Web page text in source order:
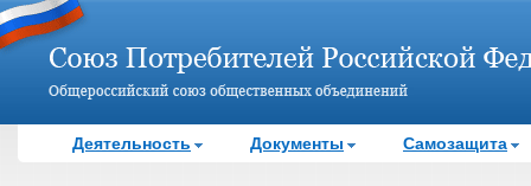
Деятельность Документы Самозащита